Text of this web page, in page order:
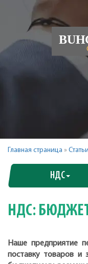
Главная страница »
НДС
НДС:
Наше предприятие
поставку товаров